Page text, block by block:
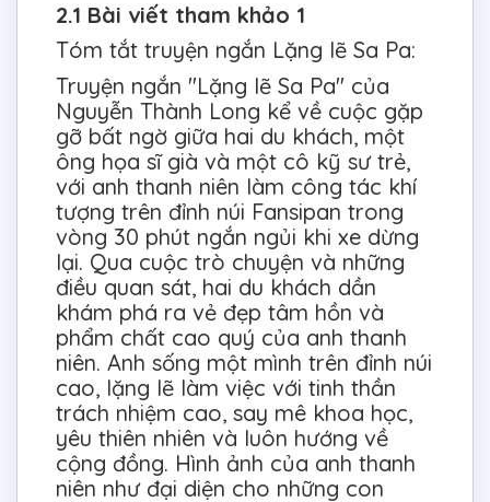
2.1 Bài viết tham khảo 1
Tóm tắt truyện ngắn Lặng lẽ Sa Pa:
Truyện ngắn "Lặng lẽ Sa Pa" của
Nguyễn Thành Long kể về cuộc gặp
gỡ bất ngờ giữa hai du khách, một
ông họa sĩ già và một cô kỹ sư trẻ,
với anh thanh niên làm công tác khí
tượng trên đỉnh núi Fansipan trong
vòng 30 phút ngắn ngủi khi xe dừng
lại. Qua cuộc trò chuyện và những
điều quan sát, hai du khách dần
khám phá ra vẻ đẹp tâm hồn và
phẩm chất cao quý của anh thanh
niên. Anh sống một mình trên đỉnh núi
cao, lặng lẽ làm việc với tinh thần
trách nhiệm cao, say mê khoa học,
yêu thiên nhiên và luôn hướng về
cộng đồng. Hình ảnh của anh thanh
niên như đại diện cho những con